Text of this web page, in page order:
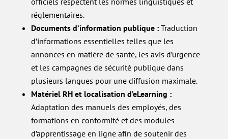
réglementaires.
Documents d’information publique :Traduction
d’informations essentielles telles que les
annonces en matière de santé, les avis d’urgence
et les campagnes de sécurité publique dans
plusieurs langues pour une diffusion maximale.
Matériel RH et localisation d’eLearning :
Adaptation des manuels des employés, des
formations en conformité et des modules
d’apprentissage en ligne afin de soutenir des